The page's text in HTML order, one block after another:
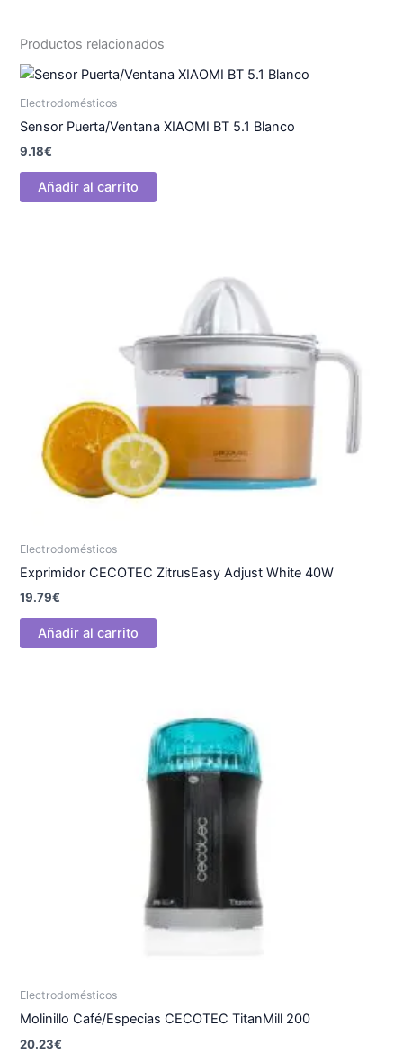
Productos relacionados
Electrodomésticos
Sensor Puerta/Ventana XIAOMI BT 5.1 Blanco
9.18€
Añadir al carrito
Electrodomésticos
Exprimidor CECOTEC ZitrusEasy Adjust White 40W
19.79€
Añadir al carrito
Electrodomésticos
Molinillo Café/Especias CECOTEC TitanMill 200
20.23€